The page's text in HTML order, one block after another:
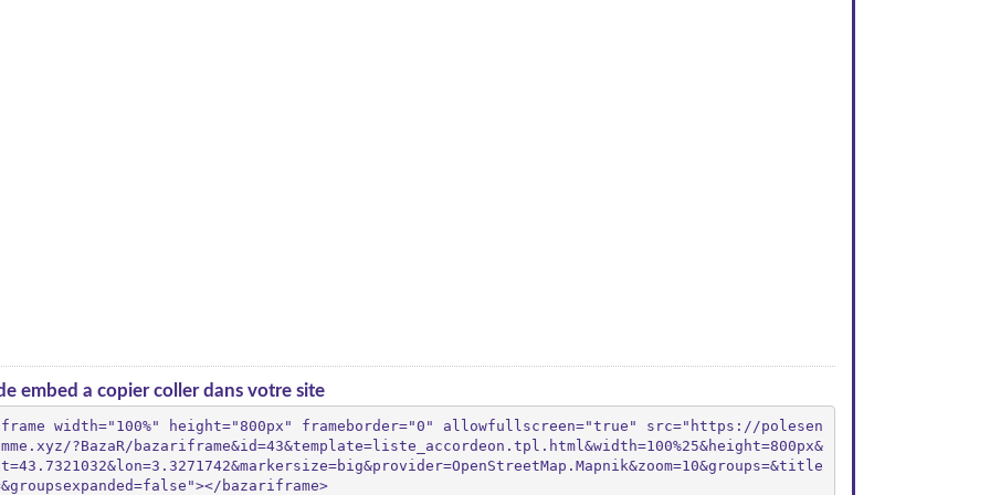
embed a copier coller dans votre site
width="100%" height="800px" frameborder="0" allowfullscreen="true" src="https://polesen
?BazaR/bazariframe&id=43&template=liste_accordeon.tpl.html&width=100%25&height=800px&
bazariframe>